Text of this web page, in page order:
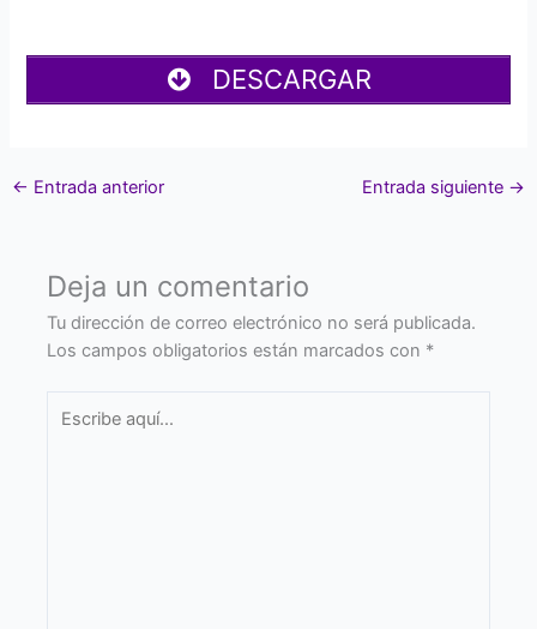
DESCARGAR
← Entrada anterior Entrada siguiente →
Deja un comentario
Tu dirección de correo electrónico no será publicada.
Los campos obligatorios están marcados con *
aquí...